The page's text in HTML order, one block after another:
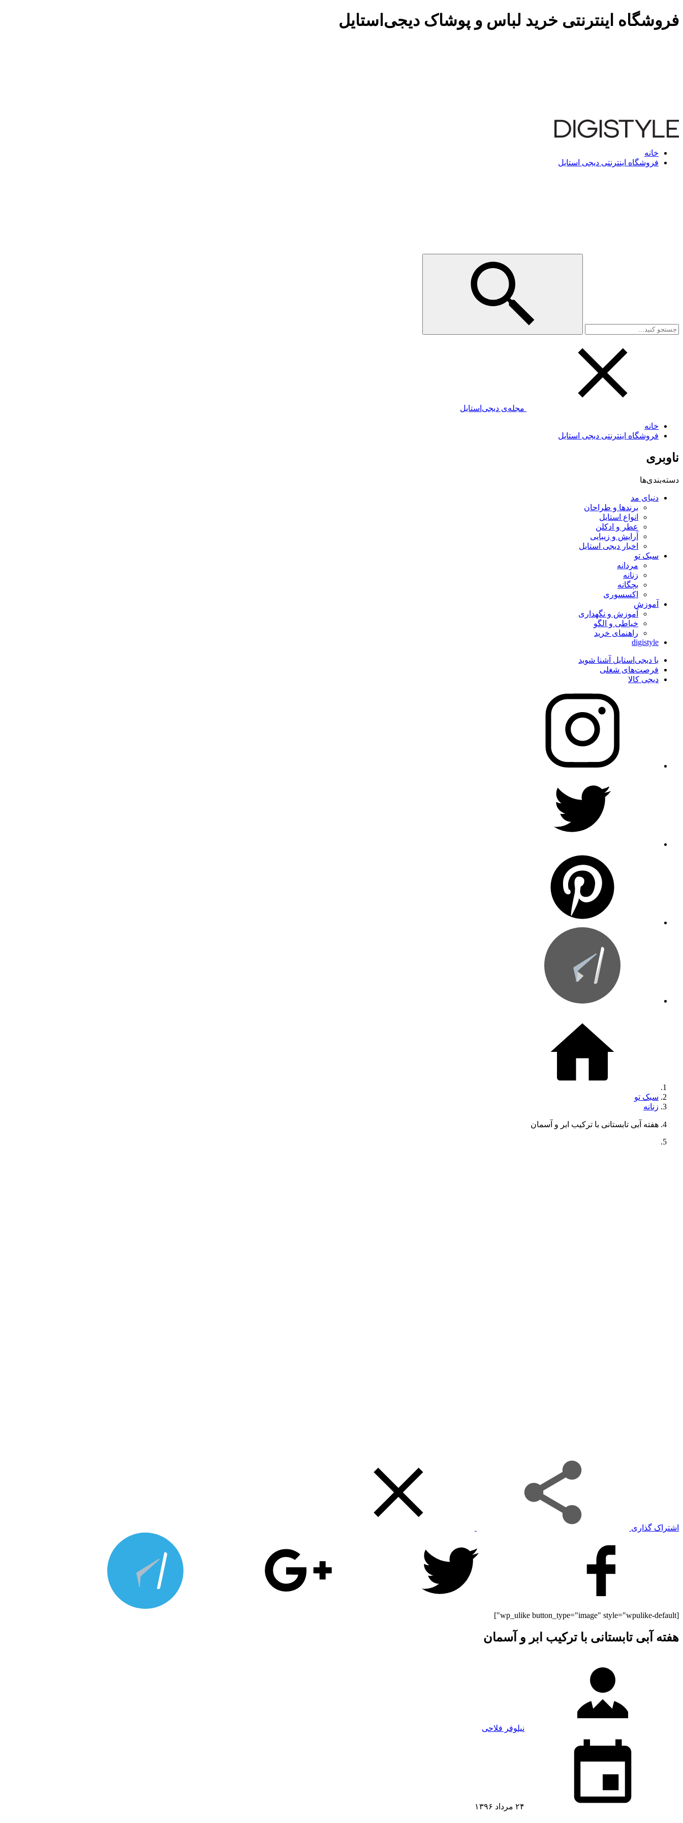
فروشگاه اینترنتی خرید لباس و پوشاک دیجی‌استایل
خانه
فروشگاه اینترنتی دیجی استایل
مجله‌ی دیجی‌استایل
خانه
فروشگاه اینترنتی دیجی استایل
ناوبری
دسته‌بندی‌ها
دنیای مد
برندها و طراحان
انواع استایل
عطر و ادکلن
آرایش و زیبایی
اخبار دیجی استایل
سبک تو
مردانه
زنانه
بچگانه
اکسسوری
آموزش
آموزش و نگهداری
خیاطی و الگو
راهنمای خرید
digistyle
با دیجی‌استایل آشنا شوید
فرصت‌های شغلی
دیجی کالا
سبک تو
زنانه
هفته آبی تابستانی با ترکیب ابر و آسمان
اشتراک گذاری
[wp_ulike button_type="image" style="wpulike-default"]
هفته آبی تابستانی با ترکیب ابر و آسمان
نیلوفر فلاحی
۲۴ مرداد ۱۳۹۶